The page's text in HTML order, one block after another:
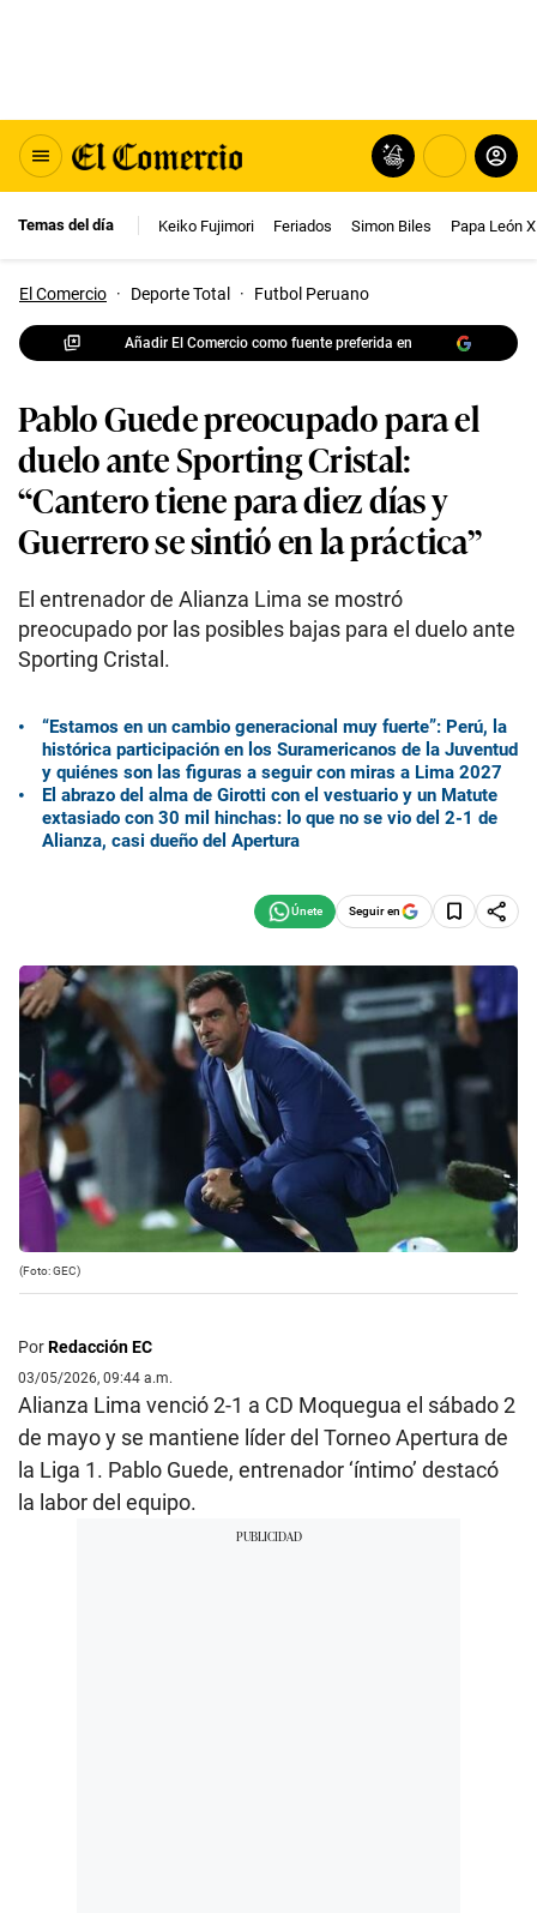
Temas del día Keiko Fujimori Feriados Simon Biles Papa León
El Comercio · Deporte Total · Futbol Peruano
Añadir El Comercio como fuente preferida en
Pablo Guede preocupado para el
duelo ante Sporting Cristal:
“Cantero tiene para diez días y
Guerrero se sintió en la práctica”
El entrenador de Alianza Lima se mostró
preocupado por las posibles bajas para el duelo ante
Sporting Cristal.
“Estamos en un cambio generacional muy fuerte”: Perú, la
histórica participación en los Suramericanos de la Juventud
y quiénes son las figuras a seguir con miras a Lima 2027
El abrazo del alma de Girotti con el vestuario y un Matute
extasiado con 30 mil hinchas: lo que no se vio del 2-1 de
Alianza, casi dueño del Apertura
Seguir en
(Foto: GEC)
PorRedacción EC
03/05/2026, 09:44 a.m.
Alianza Lima venció 2-1 a CD Moquegua el sábado 2
de mayo y se mantiene líder del Torneo Apertura de
la Liga 1. Pablo Guede, entrenador ‘íntimo’ destacó
la labor del equipo.